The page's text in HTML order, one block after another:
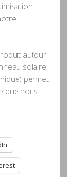
autour
solaire,
permet
que nous